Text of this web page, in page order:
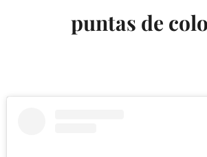
puntas de